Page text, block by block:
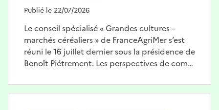
Publié le 22/07/2026
Le conseil spécialisé « Grandes cultures –
marchés céréaliers » de FranceAgriMer s’est
réuni le 16 juillet dernier sous la présidence de
Benoît Piétrement. Les perspectives de com…